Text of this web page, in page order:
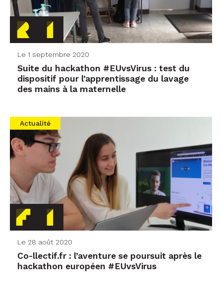
Le 1 septembre 2020
Suite du hackathon #EUvsVirus : test du
dispositif pour l’apprentissage du lavage
des mains à la maternelle
Actualité
Le 28 août 2020
Co-llectif.fr : l’aventure se poursuit après le
hackathon européen #EUvsVirus